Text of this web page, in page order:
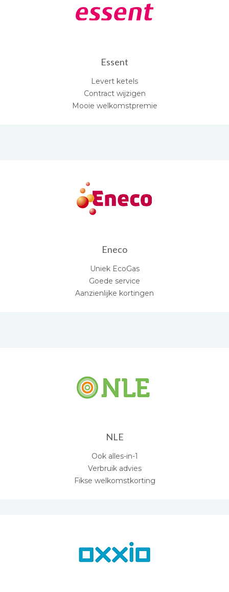
Essent
Levert ketels
Contract wijzigen
Mooie welkomstpremie
Eneco
Uniek EcoGas
Goede service
Aanzienlijke kortingen
NLE
Ook alles-in-1
Verbruik advies
Fikse welkomstkorting